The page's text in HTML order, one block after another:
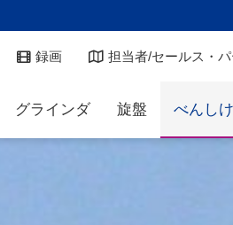
録画 担当者/セールス・
グラインダ 旋盤 べんし